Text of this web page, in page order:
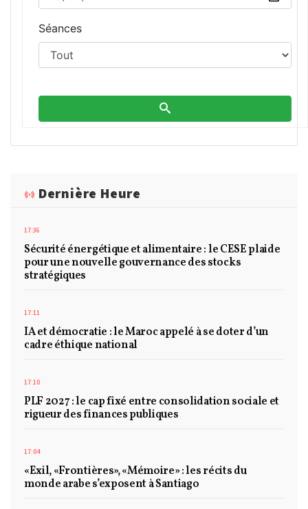
Séances
Dernière Heure
17:36
Sécurité énergétique et alimentaire : le CESE plaide
pour une nouvelle gouvernance des stocks
stratégiques
17:11
IA et démocratie : le Maroc appelé à se doter d’un
cadre éthique national
17:10
PLF 2027 : le cap fixé entre consolidation sociale et
rigueur des finances publiques
17:04
«Exil, «Frontières», «Mémoire» : les récits du
monde arabe s’exposent à Santiago